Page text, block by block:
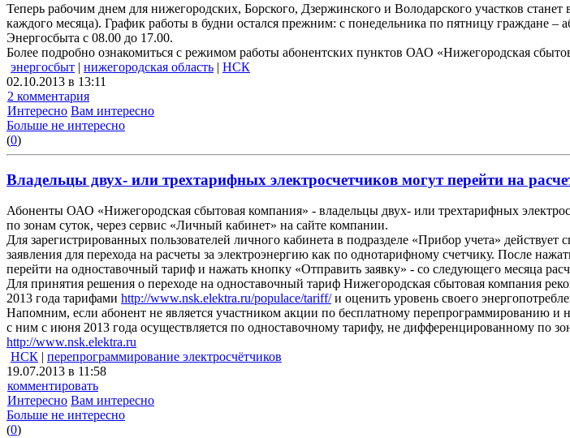
Теперь рабочим днем для нижегородских, Борского, Дзержинского и Володарского участков
каждого месяца). График работы в будни остался прежним: с понедельника по пятницу граждане
Энергосбыта с 08.00 до 17.00.
Более подробно ознакомиться с режимом работы абонентских пунктов ОАО «Нижегородская
энергосбыт | нижегородская область | НСК
02.10.2013 в 13:11
2 комментария
Интересно Вам интересно
Больше не интересно
(0)
Владельцы двух- или трехтарифных электросчетчиков могут перейти на
Абоненты ОАО «Нижегородская сбытовая компания» - владельцы двух- или трехтарифных
по зонам суток, через сервис «Личный кабинет» на сайте компании.
Для зарегистрированных пользователей личного кабинета в подразделе «Прибор учета»
заявления для перехода на расчеты за электроэнергию как по однотарифному счетчику. После
перейти на одноставочный тариф и нажать кнопку «Отправить заявку» - со следующего месяца
Для принятия решения о переходе на одноставочный тариф Нижегородская сбытовая компания
2013 года тарифами http://www.nsk.elektra.ru/populace/tariff/и оценить уровень своего
Напомним, если абонент не является участником акции по бесплатному перепрограммированию и
с ним с июня 2013 года осуществляется по одноставочному тарифу, не дифференцированному по
http://www.nsk.elektra.ru
НСК | перепрограммирование электросчётчиков
19.07.2013 в 11:58
комментировать
Интересно Вам интересно
Больше не интересно
(0)